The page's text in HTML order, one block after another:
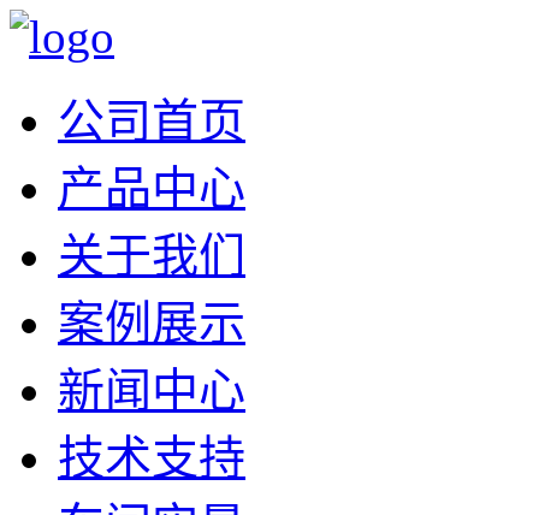
公司首页
产品中心
关于我们
案例展示
新闻中心
技术支持